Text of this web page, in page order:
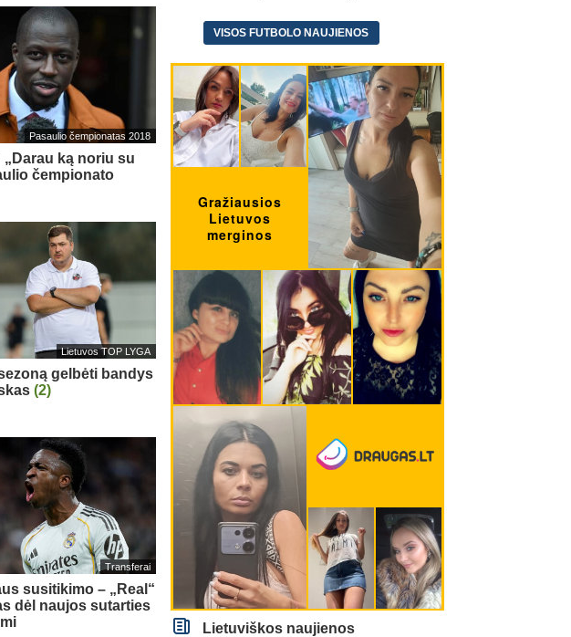
Pasaulio čempionatas 2018
„Darau ką noriu su
čempionato
Lietuvos TOP LYGA
gelbėti bandys
(2)
Transferai
susitikimo – „Real“
dėl naujos sutarties
VISOS FUTBOLO NAUJIENOS
Lietuviškos naujienos